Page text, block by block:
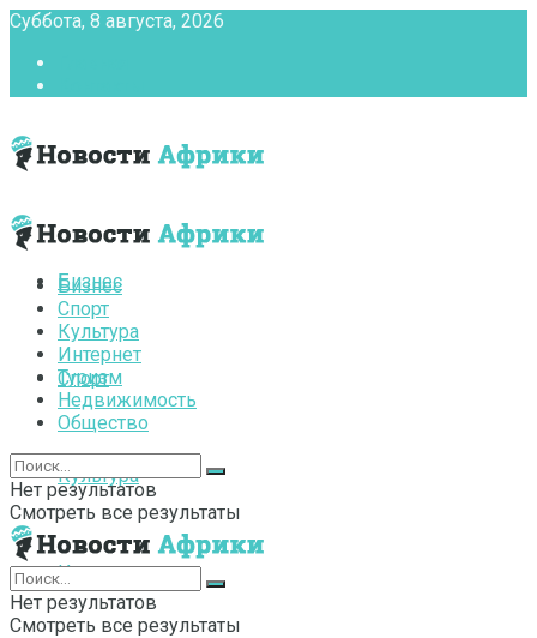
Суббота, 8 августа, 2026
Бизнес
Спорт
Культура
Интернет
Бизнес
Спорт
Культура
Интернет
Туризм
Недвижимость
Общество
Нет результатов
Смотреть все результаты
Нет результатов
Смотреть все результаты